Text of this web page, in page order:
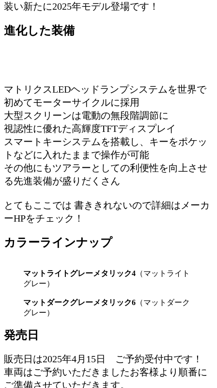
装い新たに2025年モデル登場です！
進化した装備
マトリクスLEDヘッドランプシステムを世界で
初めてモーターサイクルに採用
大型スクリーンは電動の無段階調節に
視認性に優れた高輝度TFTディスプレイ
スマートキーシステムを搭載し、キーをポケッ
トなどに入れたままで操作が可能
その他にもツアラーとしての利便性を向上させ
る先進装備が盛りだくさん
とてもここでは 書ききれないので詳細はメーカ
ーHPをチェック！
カラーラインナップ
マットライトグレーメタリック4 （マットライト
グレー）
マットダークグレーメタリック6 （マットダーク
グレー）
発売日
販売日は2025年4月15日 ご予約受付中です！
車両はご予約いただきましたお客様より順番に
ご準備させていただきます。